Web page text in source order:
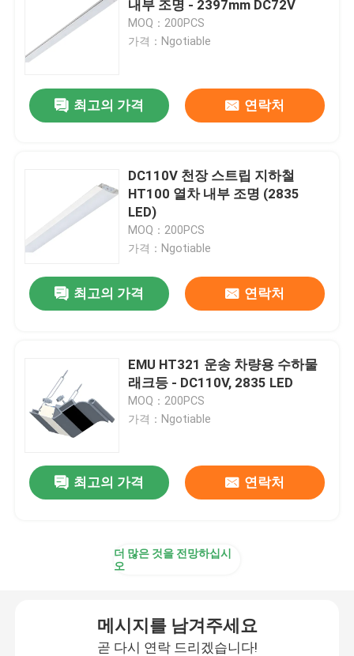
철도 견인 방식
이동하는 예비품
경편궤도 제동 밸브
철도 트랙 부품
내부 조명 - 2397mm DC72V
MOQ：200PCS
가격：Ngotiable
최고의 가격 연락처
DC110V 천장 스트립 지하철
HT100 열차 내부 조명 (2835
LED)
MOQ：200PCS
가격：Ngotiable
최고의 가격 연락처
EMU HT321 운송 차량용 수하물
래크등 - DC110V, 2835 LED
MOQ：200PCS
가격：Ngotiable
최고의 가격 연락처
더 많은 것을 전망하십시
오
메시지를 남겨주세요
곧 다시 연락 드리겠습니다!